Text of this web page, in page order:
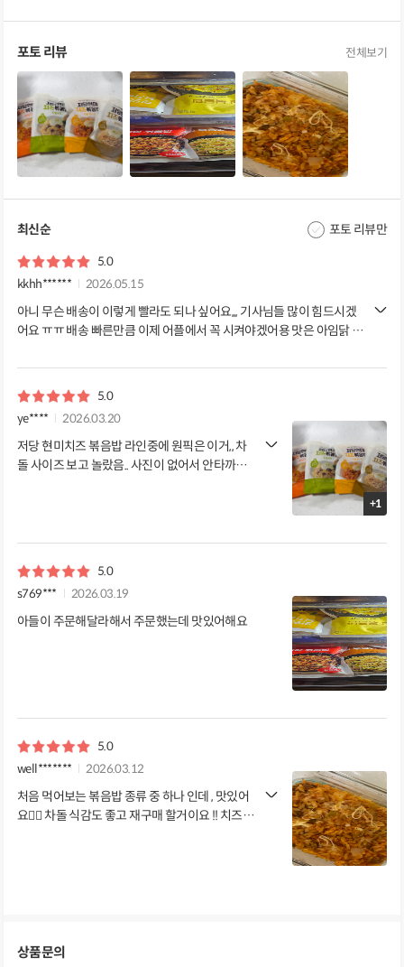
포토 리뷰 전체보기
최신순 포토 리뷰만
5.0
kkhh******
2026.05.15
아니 무슨 배송이 이렇게 빨라도 되나 싶어요,,, 기사님들 많이 힘드시겠
어요 ㅠㅠ 배송 빠른만큼 이제 어플에서 꼭 시켜야겠어용 맛은 아임닭 믿
5.0
ye****
2026.03.20
저당 현미치즈 볶음밥 라인중에 원픽은 이거,, 차
돌 사이즈 보고 놀랐음.. 사진이 없어서 안타까움..
+1
5.0
s769***
2026.03.19
아들이 주문해달라해서 주문했는데 맛있어해요
5.0
well*******
2026.03.12
처음 먹어보는 볶음밥 종류 중 하나 인데 , 맛있어
요👍🏻 차돌 식감도 좋고 재구매 할거이요 !! 치즈
상품문의